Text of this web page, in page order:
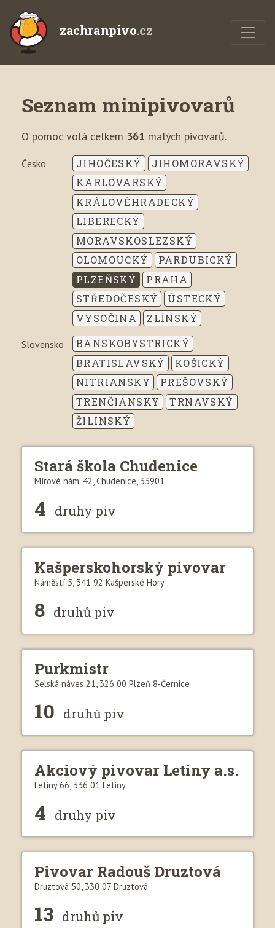
zachranpivo.cz
Seznam minipivovarů
O pomoc volá celkem 361 malých pivovarů.
Česko JIHOČESKÝ
JIHOMORAVSKÝ
KARLOVARSKÝ
KRÁLOVÉHRADECKÝ
LIBERECKÝ
MORAVSKOSLEZSKÝ
OLOMOUCKÝ
PARDUBICKÝ
PLZEŇSKÝ
PRAHA
STŘEDOČESKÝ
ÚSTECKÝ
VYSOČINA
ZLÍNSKÝ
Slovensko
BANSKOBYSTRICKÝ
BRATISLAVSKÝ
KOŠICKÝ
NITRIANSKY
PREŠOVSKÝ
TRENČIANSKY
TRNAVSKÝ
ŽILINSKÝ
Stará škola Chudenice
Mírové nám. 42, Chudenice, 33901
4 druhy piv
Kašperskohorský pivovar
Náměstí 5, 341 92 Kašperské Hory
8 druhů piv
Purkmistr
Selská náves 21, 326 00 Plzeň 8-Černice
10 druhů piv
Akciový pivovar Letiny a.s.
Letiny 66, 336 01 Letiny
4 druhy piv
Pivovar Radouš Druztová
Druztová 50, 330 07 Druztová
13 druhů piv